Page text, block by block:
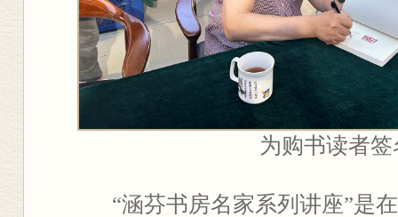
为购书读者签
“涵芬书房名家系列讲座”是